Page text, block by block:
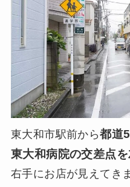
東大和市駅前から都道
東大和病院の交差点
右手にお店が見えてき